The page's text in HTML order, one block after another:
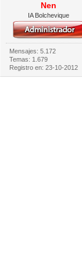
Nen
IA Bolchevique
Mensajes: 5.172
Temas: 1.679
Registro en: 23-10-2012